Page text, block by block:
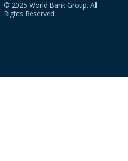
© 2025 World Bank Group. All
Rights Reserved.